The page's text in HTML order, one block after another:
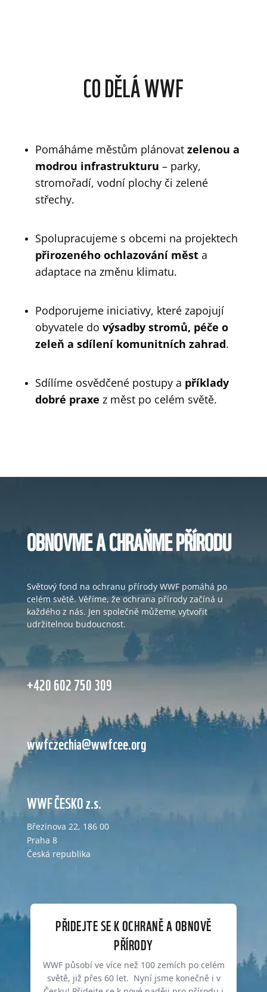
CO DĚLÁ WWF
Pomáháme městům plánovat zelenou a
modrou infrastrukturu – parky,
stromořadí, vodní plochy či zelené
střechy.
Spolupracujeme s obcemi na projektech
přirozeného ochlazování města
adaptace na změnu klimatu.
Podporujeme iniciativy, které zapojují
obyvatele do výsadby stromů, péče o
zeleň a sdílení komunitních zahrad.
Sdílíme osvědčené postupy a příklady
dobré praxe z měst po celém světě.
OBNOVME A CHRAŇME PŘÍRODU
Světový fond na ochranu přírody WWF pomáhá po
celém světě. Věříme, že ochrana přírody začíná u
každého z nás. Jen společně můžeme vytvořit
udržitelnou budoucnost.
+420 602 750 309
wwfczechia@wwfcee.org
WWF ČESKO z.s.
Březinova 22, 186 00
Praha 8
Česká republika